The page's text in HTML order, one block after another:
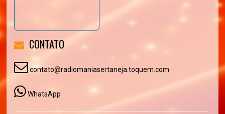
CONTATO
contato@radiomaniasertaneja.toquem.com
WhatsApp